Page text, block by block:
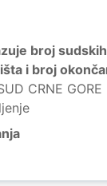
broj
i broj
CRNE